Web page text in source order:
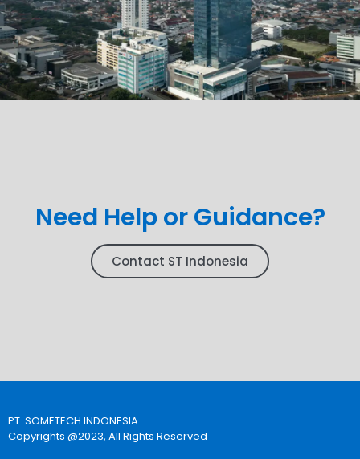
Need Help or Guidance?
Contact ST Indonesia
PT. SOMETECH INDONESIA
Copyrights @2023, All Rights Reserved